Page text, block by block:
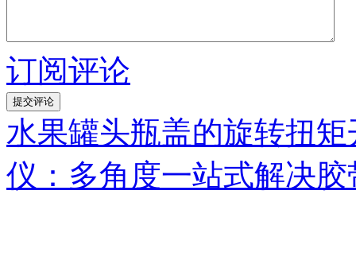
订阅评论
水果罐头瓶盖的旋转扭
仪：多角度一站式解决